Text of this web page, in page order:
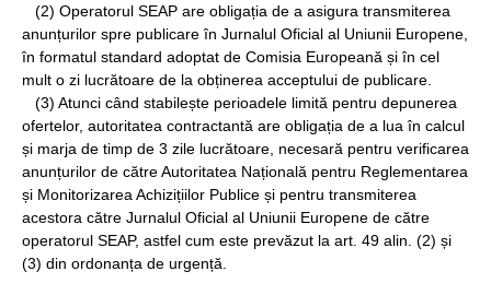
(2) Operatorul SEAP are obligația de a asigura transmiterea
anunțurilor spre publicare în Jurnalul Oficial al Uniunii Europene,
în formatul standard adoptat de Comisia Europeană și în cel
mult o zi lucrătoare de la obținerea acceptului de publicare.
(3) Atunci când stabilește perioadele limită pentru depunerea
ofertelor, autoritatea contractantă are obligația de a lua în calcul
și marja de timp de 3 zile lucrătoare, necesară pentru verificarea
anunțurilor de către Autoritatea Națională pentru Reglementarea
și Monitorizarea Achizițiilor Publice și pentru transmiterea
acestora către Jurnalul Oficial al Uniunii Europene de către
operatorul SEAP, astfel cum este prevăzut la art. 49 alin. (2) și
(3) din ordonanța de urgență.